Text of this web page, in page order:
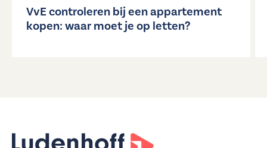
VvE controleren bij een appartement
kopen: waar moet je op letten?